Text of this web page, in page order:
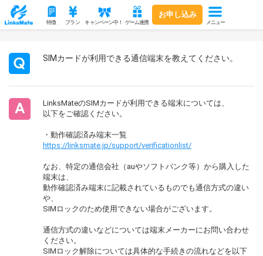
特徴 プラン キャンペーン中！ ゲーム連携
お申し込み
メニュー
SIMカードが利用できる通信端末を教えてください。
LinksMateのSIMカードが利用できる端末については、
以下をご確認ください。
・動作確認済み端末一覧
https://linksmate.jp/support/verificationlist/
なお、特定の通信会社（auやソフトバンク等）から購入した
端末は、
動作確認済み端末に記載されているものでも通信方式の違い
や、
SIMロックのため使用できない場合がございます。
通信方式の違いなどについては端末メーカーにお問い合わせ
ください。
SIMロック解除については具体的な手続きの流れなどを以下